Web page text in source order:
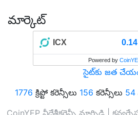
మార్కెట్
ICX
Powered by
సైట్‌కు జత
1776 క్రిప్టో కరెన్సీలు 156 కరెన్సీలు 54
CoinYEP వీదేశీకరెన్సీ మార్పిడి |